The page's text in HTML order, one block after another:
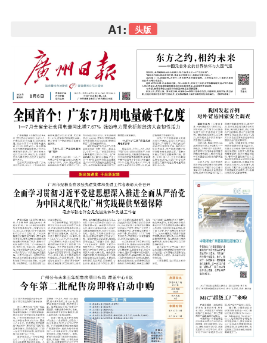
A1: 头版